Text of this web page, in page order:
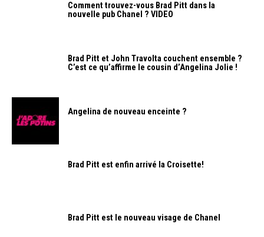
Comment trouvez-vous Brad Pitt dans la
nouvelle pub Chanel ? VIDEO
Brad Pitt et John Travolta couchent ensemble ?
C’est ce qu’affirme le cousin d’Angelina Jolie !
Angelina de nouveau enceinte ?
Brad Pitt est enfin arrivé la Croisette!
Brad Pitt est le nouveau visage de Chanel